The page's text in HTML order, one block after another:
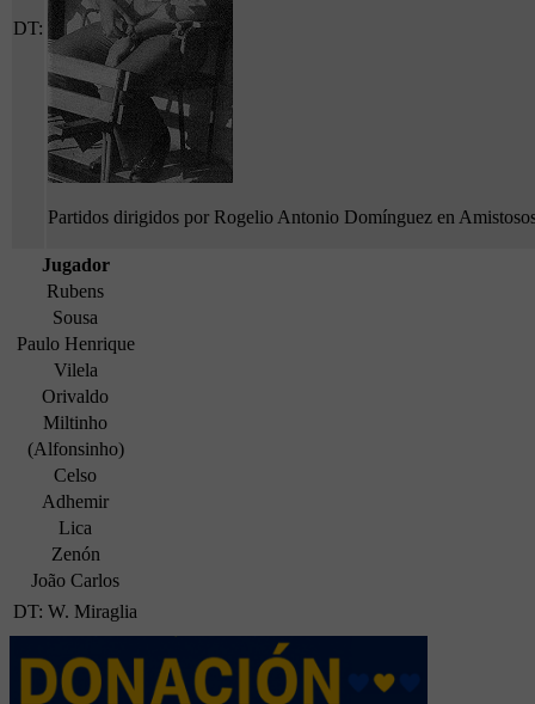
DT:
Partidos dirigidos por Rogelio Antonio Domínguez en
Jugador
Rubens
Sousa
Paulo Henrique
Vilela
Orivaldo
Miltinho
(Alfonsinho)
Celso
Adhemir
Lica
Zenón
João Carlos
DT: W. Miraglia